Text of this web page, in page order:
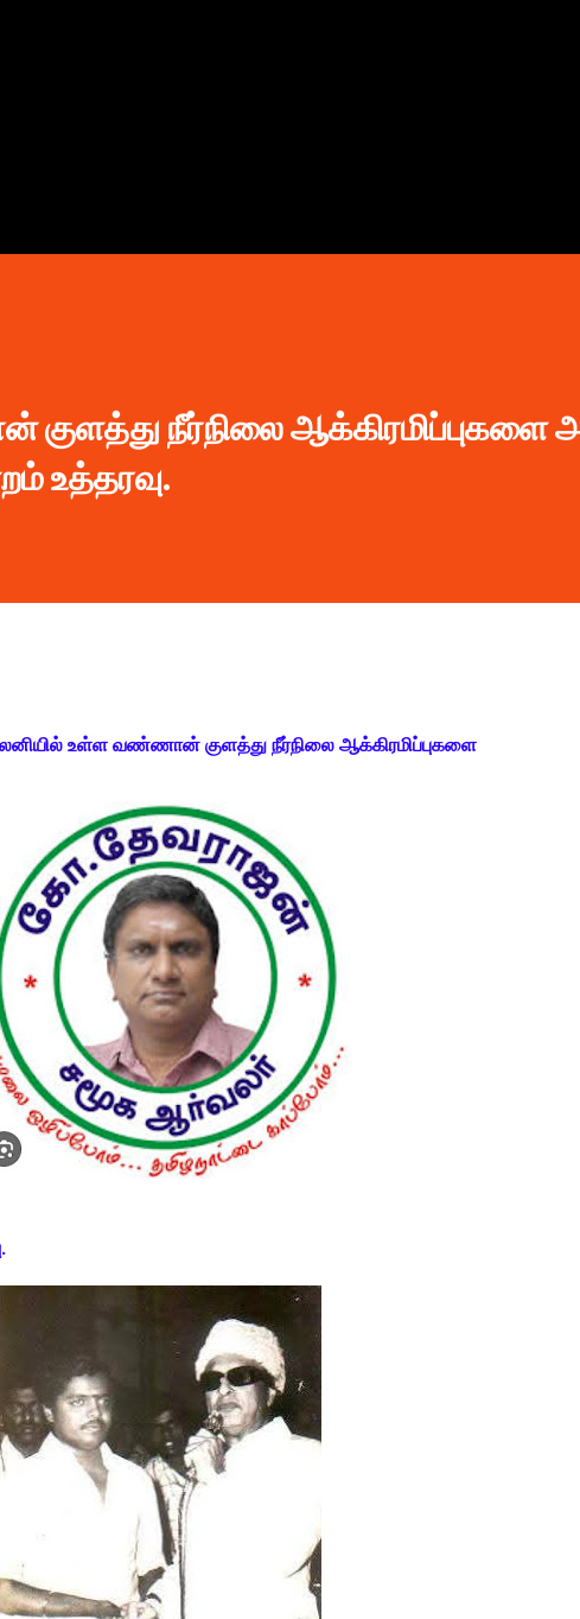
நீர்நிலை ஆக்கிரமிப்புகளை
உத்தரவு.
உள்ள வண்ணான் குளத்து நீர்நிலை ஆக்கிரமிப்புகளை